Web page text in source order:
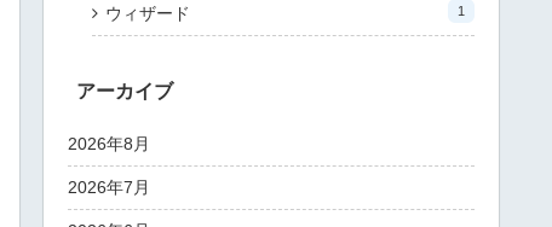
ウィザード 1
アーカイブ
2026年8月
2026年7月